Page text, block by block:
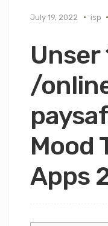
July 19, 2022 isp
Unser
/
Mood
Apps